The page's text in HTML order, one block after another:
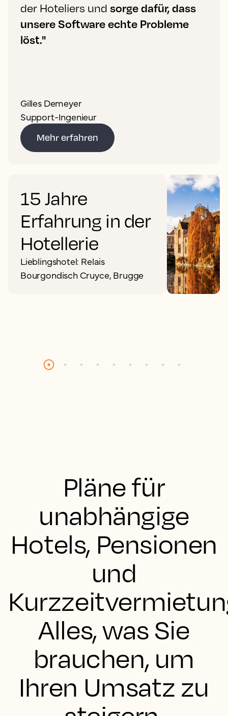
der Hoteliers und sorge dafür, dass
unsere Software echte Probleme
löst."
Gilles Demeyer
Support-Ingenieur
Mehr erfahren
15 Jahre
Erfahrung in der
Hotellerie
Lieblingshotel: Relais
Bourgondisch Cruyce, Brugge
Pläne für
unabhängige
Hotels, Pensionen
und
Alles, was Sie
brauchen, um
Ihren Umsatz zu